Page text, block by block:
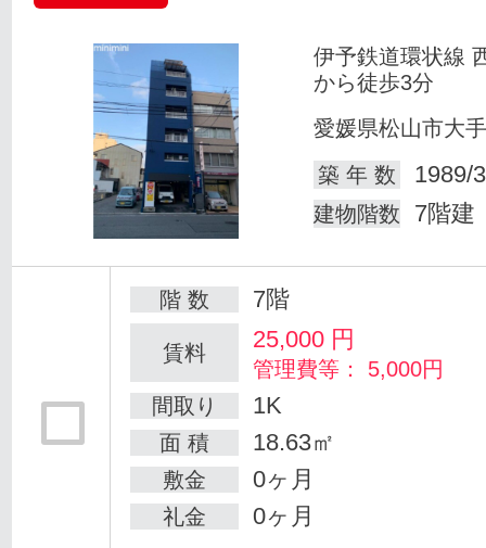
伊予鉄道環状線
から徒歩3分
愛媛県松山市大
築 年 数
1989/
建物階数 7階建
階 数 7階
賃料 25,000 円
管理費等： 5,000円
間取り
1K
面 積 18.63㎡
敷金 0ヶ月
礼金 0ヶ月